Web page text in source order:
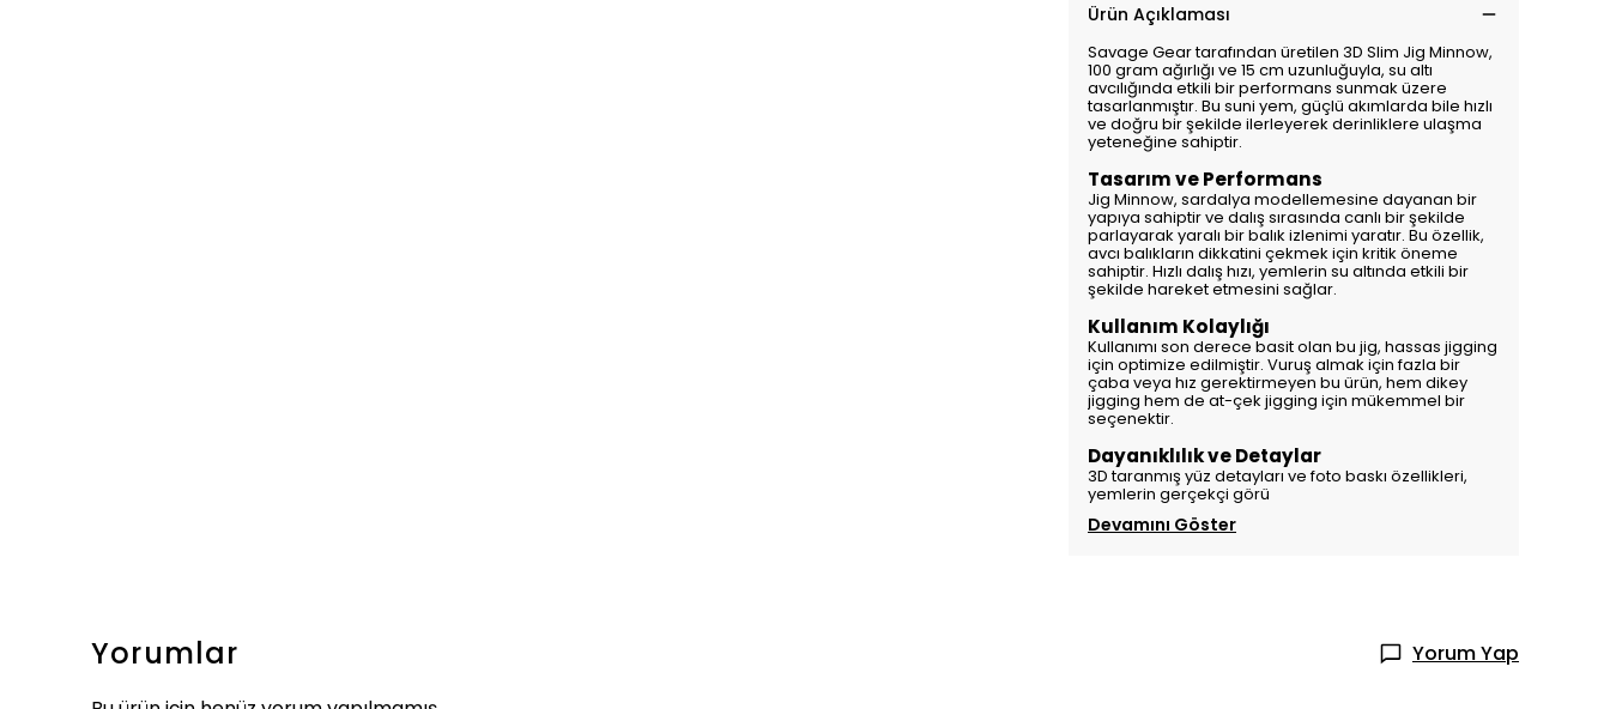
Ürün Açıklaması
Savage Gear tarafından üretilen 3D Slim Jig Minnow,
100 gram ağırlığı ve 15 cm uzunluğuyla, su altı
avcılığında etkili bir performans sunmak üzere
tasarlanmıştır. Bu suni yem, güçlü akımlarda bile hızlı
ve doğru bir şekilde ilerleyerek derinliklere ulaşma
yeteneğine sahiptir.
Tasarım ve Performans
Jig Minnow, sardalya modellemesine dayanan bir
yapıya sahiptir ve dalış sırasında canlı bir şekilde
parlayarak yaralı bir balık izlenimi yaratır. Bu özellik,
avcı balıkların dikkatini çekmek için kritik öneme
sahiptir. Hızlı dalış hızı, yemlerin su altında etkili bir
şekilde hareket etmesini sağlar.
Kullanım Kolaylığı
Kullanımı son derece basit olan bu jig, hassas jigging
için optimize edilmiştir. Vuruş almak için fazla bir
çaba veya hız gerektirmeyen bu ürün, hem dikey
jigging hem de at-çek jigging için mükemmel bir
seçenektir.
Dayanıklılık ve Detaylar
3D taranmış yüz detayları ve foto baskı özellikleri,
yemlerin gerçekçi görü
Devamını Göster
Yorumlar
Yorum Yap